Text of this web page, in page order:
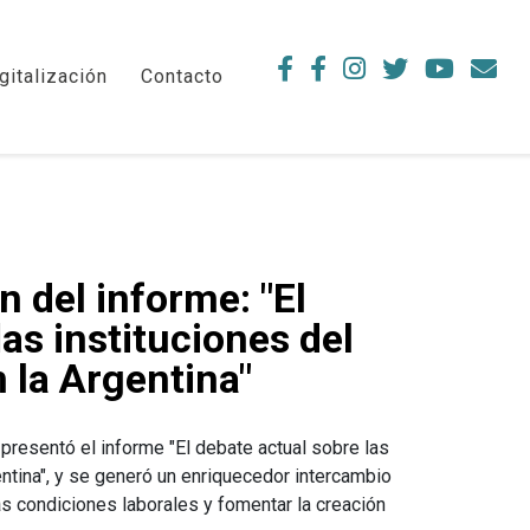
Contacto
del informe: "El
instituciones del
la Argentina"
el informe "El debate actual sobre las
y se generó un enriquecedor intercambio
condiciones laborales y fomentar la creación